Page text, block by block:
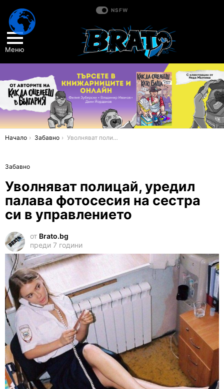
NSFW
Меню
You are here:
Начало Забавно Уволняват полицай, уредил палава фотосесия на сестра си в управлението
Забавно
Уволняват полицай, уредил
палава фотосесия на сестра
си в управлението
от Brato.bg
преди 7 години